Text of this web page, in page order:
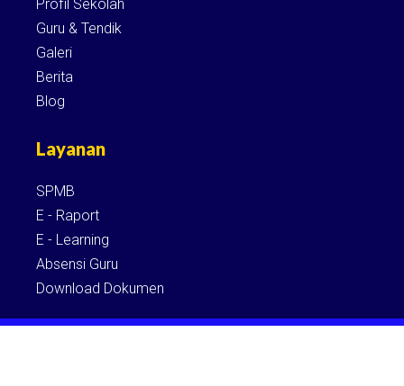
Profil Sekolah
Guru & Tendik
Galeri
Berita
Blog
Layanan
SPMB
E - Raport
E - Learning
Absensi Guru
Download Dokumen